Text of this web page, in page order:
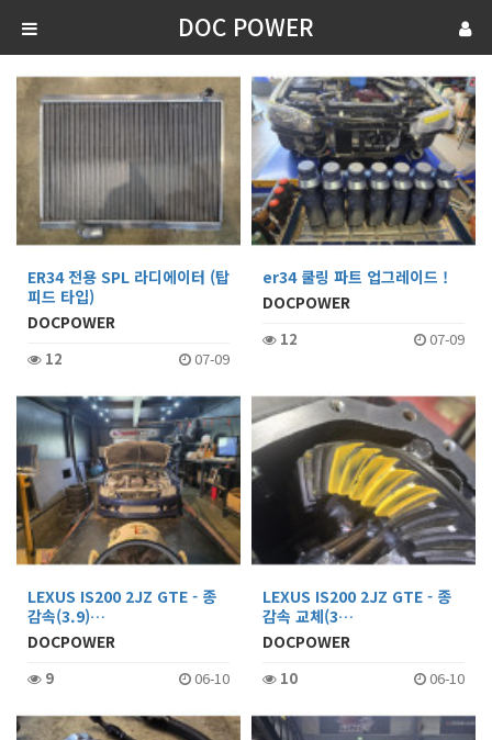
DOC POWER
ER34 전용 SPL 라디에이터 (탑
피드 타입)
DOCPOWER
12 07-09
er34 쿨링 파트 업그레이드 !
DOCPOWER
12 07-09
LEXUS IS200 2JZ GTE - 종
감속(3.9)…
DOCPOWER
9 06-10
LEXUS IS200 2JZ GTE - 종
감속 교체(3…
DOCPOWER
10 06-10